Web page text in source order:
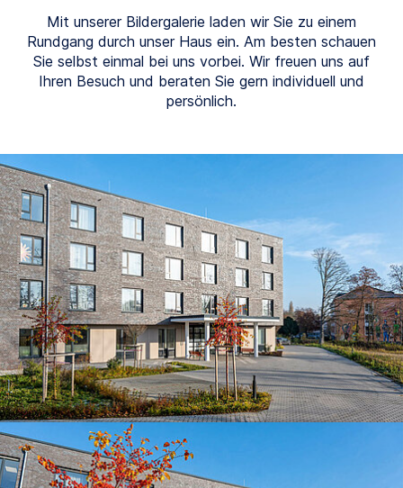
Mit unserer Bildergalerie laden wir Sie zu einem
Rundgang durch unser Haus ein. Am besten schauen
Sie selbst einmal bei uns vorbei. Wir freuen uns auf
Ihren Besuch und beraten Sie gern individuell und
persönlich.